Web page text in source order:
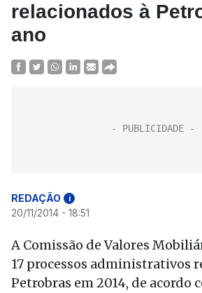
relacionados à
ano
REDAÇÃO i
20/11/2014 - 18:51
A Comissão de Valores
17 processos administrativos
Petrobras em 2014, de acordo